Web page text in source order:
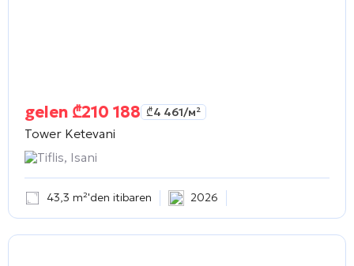
gelen ₾210 188 ₾4 461/м²
Tower Ketevani
Tiflis, Isani
43,3 m²'den itibaren 2026